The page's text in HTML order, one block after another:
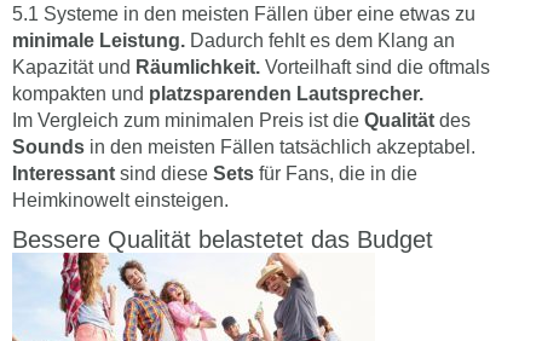
5.1 Systeme in den meisten Fällen über eine etwas zu
minimale Leistung. Dadurch fehlt es dem Klang an
Kapazität und Räumlichkeit. Vorteilhaft sind die oftmals
kompakten und platzsparenden Lautsprecher.
Im Vergleich zum minimalen Preis ist die Qualität des
Sounds in den meisten Fällen tatsächlich akzeptabel.
Interessant sind diese Sets für Fans, die in die
Heimkinowelt einsteigen.
Bessere Qualität belastetet das Budget